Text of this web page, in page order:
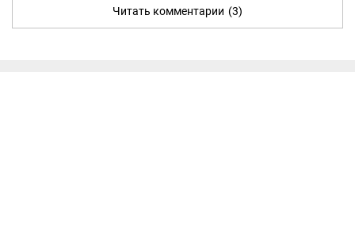
Читать комментарии (3)